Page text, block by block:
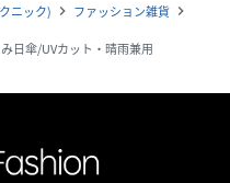
ニック) navigate_next ファッション雑貨 navigate_next
日傘/UVカット・晴雨兼用